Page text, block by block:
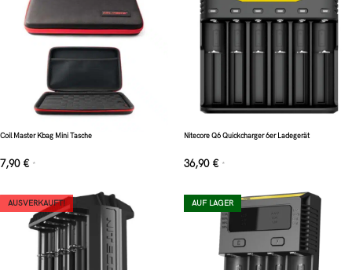
Coil Master Kbag Mini Tasche
7,90 € *
Nitecore Q6 Quickcharger 6er Ladegerät
36,90 € *
AUSVERKAUFT! AUF LAGER